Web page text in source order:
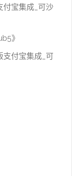
付宝集成_可沙
》
付宝集成_可